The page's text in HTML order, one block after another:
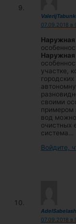
07.09.2018 в
Наружная
Наружная
участке,
своими
примером
вод можно
очистных
система…
Войдите,
07.09.2018 в